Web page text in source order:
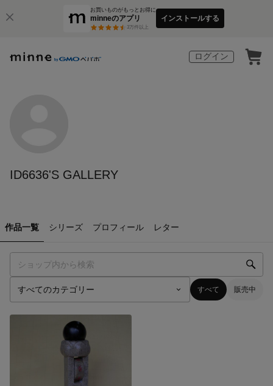
お買いものがもっとお得に
minneのアプリ
3万件以上
インストールする
ログイン
ID6636'S GALLERY
作品一覧 シリーズ プロフィール レター
すべて 販売中